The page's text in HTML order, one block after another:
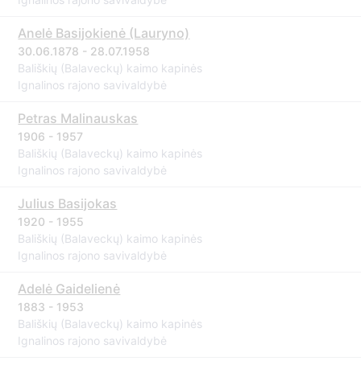
Anelė Basijokienė (Lauryno)
30.06.1878 - 28.07.1958
Bališkių (Balaveckų) kaimo kapinės
Ignalinos rajono savivaldybė
Petras Malinauskas
1906 - 1957
Bališkių (Balaveckų) kaimo kapinės
Ignalinos rajono savivaldybė
Julius Basijokas
1920 - 1955
Bališkių (Balaveckų) kaimo kapinės
Ignalinos rajono savivaldybė
Adelė Gaidelienė
1883 - 1953
Bališkių (Balaveckų) kaimo kapinės
Ignalinos rajono savivaldybė